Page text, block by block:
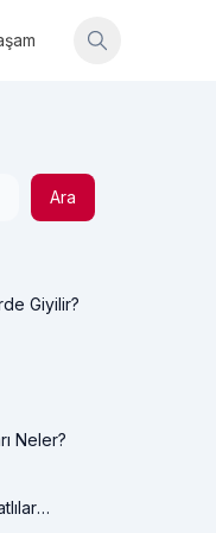
Ara
Giyilir?
Neler?